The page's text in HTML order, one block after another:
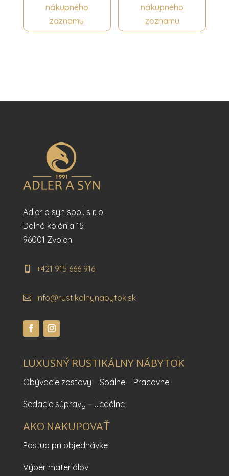
nákupného
zoznamu
nákupného
zoznamu
Adler a syn spol. s r. o.
Dolná kolónia 15
96001 Zvolen
+421 915 666 916
info@rustikalnynabytok.sk
LUXUSNÝ RUSTIKÁLNY NÁBYTOK
Obývacie zostavy – Spálne– Pracovne
Sedacie súpravy – Jedálne
AKO NAKUPOVAŤ
Postup pri objednávke
Výber materiálov